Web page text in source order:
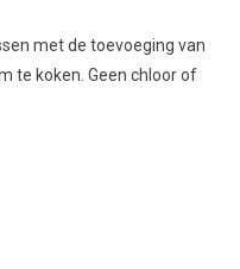
met de toevoeging van
te koken. Geen chloor of